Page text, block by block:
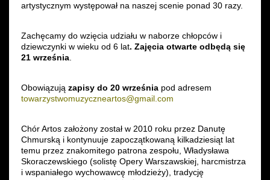
artystycznym występował na naszej scenie ponad 30 razy.
Zachęcamy do wzięcia udziału w naborze chłopców i
dziewczynki w wieku od 6 lat. Zajęcia otwarte odbędą się
21 września
Obowiązują zapisy do 20 września pod adresem
towarzystwomuzyczneartos@gmail.com
Chór Artos założony został w 2010 roku przez Danutę
Chmurską i kontynuuje zapoczątkowaną kilkadziesiąt lat
temu przez znakomitego patrona zespołu, Władysława
Skoraczewskiego (solistę Opery Warszawskiej, harcmistrza
i wspaniałego wychowawcę młodzieży), tradycję